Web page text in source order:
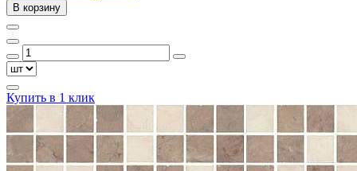
В корзину
Купить в 1 клик